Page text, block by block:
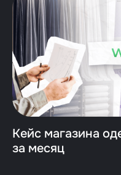
Кейс магазина
за месяц